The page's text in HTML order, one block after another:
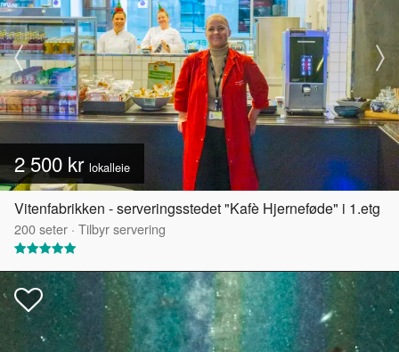
2 500 kr lokalleie
Vitenfabrikken - serveringsstedet "Kafè Hjerneføde" i 1.etg
200seter · Tilbyr servering